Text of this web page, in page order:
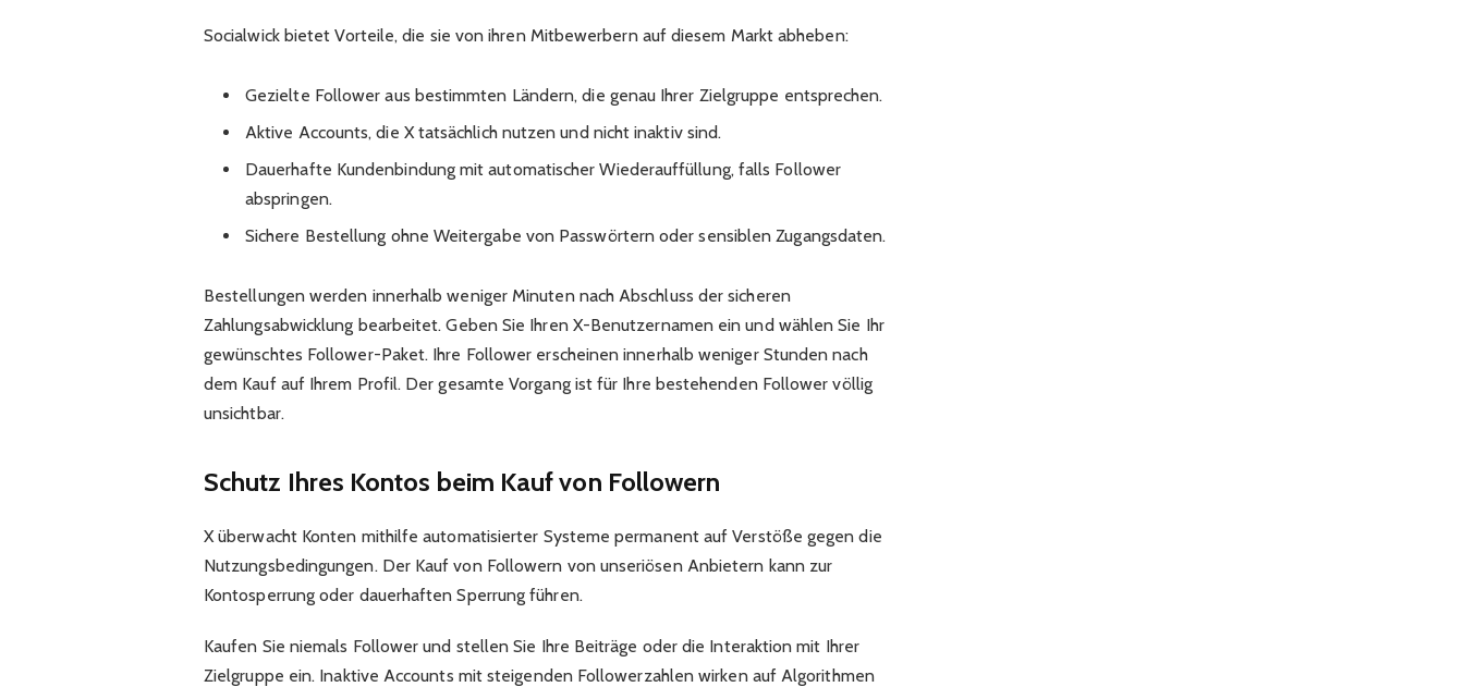
Socialwick bietet Vorteile, die sie von ihren Mitbewerbern auf diesem Markt abheben:
Gezielte Follower aus bestimmten Ländern, die genau Ihrer Zielgruppe entsprechen.
Aktive Accounts, die X tatsächlich nutzen und nicht inaktiv sind.
Dauerhafte Kundenbindung mit automatischer Wiederauffüllung, falls Follower
abspringen.
Sichere Bestellung ohne Weitergabe von Passwörtern oder sensiblen Zugangsdaten.
Bestellungen werden innerhalb weniger Minuten nach Abschluss der sicheren
Zahlungsabwicklung bearbeitet. Geben Sie Ihren X-Benutzernamen ein und wählen Sie Ihr
gewünschtes Follower-Paket. Ihre Follower erscheinen innerhalb weniger Stunden nach
dem Kauf auf Ihrem Profil. Der gesamte Vorgang ist für Ihre bestehenden Follower völlig
unsichtbar.
Schutz Ihres Kontos beim Kauf von Followern
X überwacht Konten mithilfe automatisierter Systeme permanent auf Verstöße gegen die
Nutzungsbedingungen. Der Kauf von Followern von unseriösen Anbietern kann zur
Kontosperrung oder dauerhaften Sperrung führen.
Kaufen Sie niemals Follower und stellen Sie Ihre Beiträge oder die Interaktion mit Ihrer
Zielgruppe ein. Inaktive Accounts mit steigenden Followerzahlen wirken auf Algorithmen